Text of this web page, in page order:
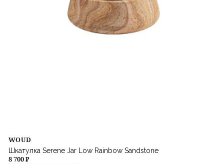
WOUD
Шкатулка Serene Jar Low Rainbow Sandstone
8 700 ₽